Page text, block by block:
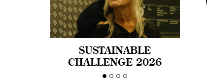
SUSTAINABLE
CHALLENGE 2026
CELEBRA LA